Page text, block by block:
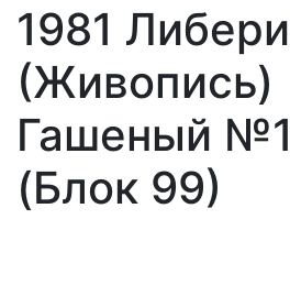
1981
(Живопись)
Гашеный
(Блок 99)